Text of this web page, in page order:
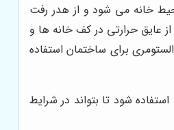
خانه می شود و از هدر رفت
عایق حرارتی در کف خانه ها و
برای ساختمان استفاده
شود تا بتواند در شرایط